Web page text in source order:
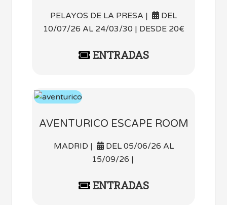
PELAYOS DE LA PRESA |
DEL
10/07/26 AL 24/03/30 | DESDE 20€
ENTRADAS
AVENTURICO ESCAPE ROOM
MADRID |
DEL 05/06/26 AL
15/09/26 |
ENTRADAS